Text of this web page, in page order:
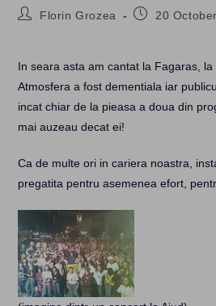
PostFlorin Grozea
Post20
In seara asta am cantat la Fagaras, la
Atmosfera a fost dementiala iar
incat chiar de la pieasa a doua din
mai auzeau decat ei!
Ca de multe ori in cariera noastra,
pregatita pentru asemenea efort,